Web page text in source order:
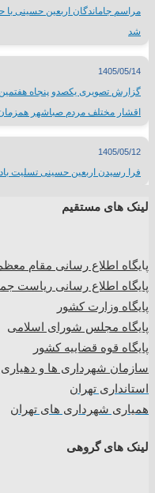
مراسم جاماندگان اربعین حسینی
شد
1405/05/14
گزارش تصویری یکصدو پنجاه
اقشار مختلف مردم صباشهر همزمان
1405/05/12
فرا رسیدن اربعین حسینی تسلیت
لینک های مستقیم
پایگاه اطلاع رسانی مقام
پایگاه اطلاع رسانی ریاست
پایگاه وزارت کشور
پایگاه مجلس شورای اسلامی
پایگاه قوه قضاییه کشور
سازمان شهرداری ها و
استانداری تهران
همیاری شهرداری های تهران
لینک های گروهی